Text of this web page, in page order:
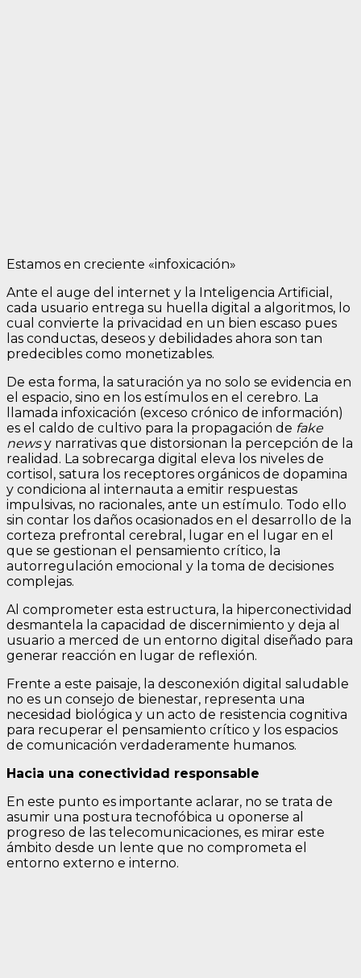
Estamos en creciente «infoxicación»
Ante el auge del internet y la Inteligencia Artificial,
cada usuario entrega su huella digital a algoritmos, lo
cual convierte la privacidad en un bien escaso pues
las conductas, deseos y debilidades ahora son tan
predecibles como monetizables.
De esta forma, la saturación ya no solo se evidencia en
el espacio, sino en los estímulos en el cerebro. La
llamada infoxicación (exceso crónico de información)
es el caldo de cultivo para la propagación de fake
newsy narrativas que distorsionan la percepción de la
realidad. La sobrecarga digital eleva los niveles de
cortisol, satura los receptores orgánicos de dopamina
y condiciona al internauta a emitir respuestas
impulsivas, no racionales, ante un estímulo. Todo ello
sin contar los daños ocasionados en el desarrollo de la
corteza prefrontal cerebral, lugar en el lugar en el
que se gestionan el pensamiento crítico, la
autorregulación emocional y la toma de decisiones
complejas.
Al comprometer esta estructura, la hiperconectividad
desmantela la capacidad de discernimiento y deja al
usuario a merced de un entorno digital diseñado para
generar reacción en lugar de reflexión.
Frente a este paisaje, la desconexión digital saludable
no es un consejo de bienestar, representa una
necesidad biológica y un acto de resistencia cognitiva
para recuperar el pensamiento crítico y los espacios
de comunicación verdaderamente humanos.
Hacia una conectividad responsable
En este punto es importante aclarar, no se trata de
asumir una postura tecnofóbica u oponerse al
progreso de las telecomunicaciones, es mirar este
ámbito desde un lente que no comprometa el
entorno externo e interno.